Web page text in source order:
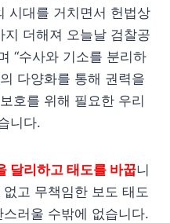
시대를 거치면서 헌법상
더해져 오늘날 검찰공
“수사와 기소를 분리하
다양화를 통해 권력을
호를 위해 필요한 우리
니다.
달리하고 태도를 바꿉니
고 무책임한 보도 태도
러울 수밖에 없습니다.